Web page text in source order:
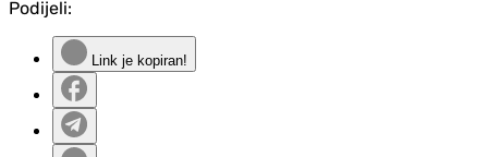
Podijeli:
Link je kopiran!